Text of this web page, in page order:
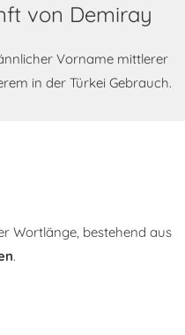
von Demiray
Vorname mittlerer
in der Türkei Gebrauch.
Wortlänge, bestehend aus
.